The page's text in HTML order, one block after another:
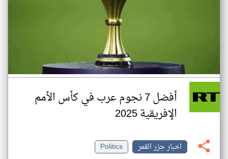
أفضل 7 نجوم عرب في كأس الأمم
الإفريقية 2025
اخبار جزر القمر
Politics